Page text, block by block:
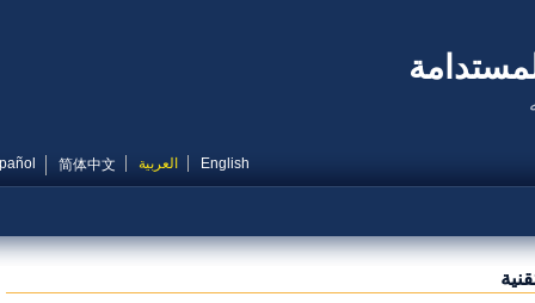
English العربية 简体中文
Español